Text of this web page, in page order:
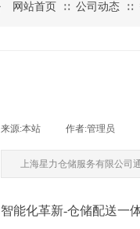
网站首页 ∷ 公司动态 ∷
来源:本站 作者:管理员
上海星力仓储服务有限公
智能化革新-仓储配送一